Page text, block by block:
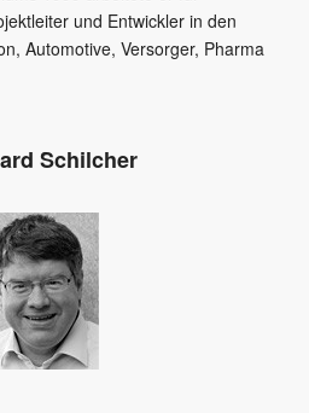
und Entwickler in den
Automotive, Versorger, Pharma
Schilcher